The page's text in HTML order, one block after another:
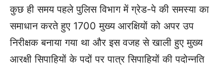
कुछ ही समय पहले पुलिस विभाग में ग्रेड-पे की समस्या का
समाधान करते हुए 1700 मुख्य आरक्षियों को अपर उप
निरीक्षक बनाया गया था और इस वजह से खाली हुए मुख्य
आरक्षी सिपाहियों के पदों पर पात्र सिपाहियों की पदोन्नति